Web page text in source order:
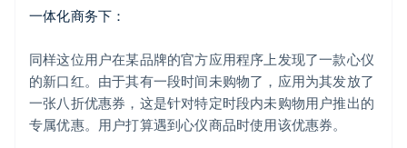
一体化商务下：
同样这位用户在某品牌的官方应用程序上发现了一款心仪
的新口红。由于其有一段时间未购物了，应用为其发放了
一张八折优惠券，这是针对特定时段内未购物用户推出的
专属优惠。用户打算遇到心仪商品时使用该优惠券。